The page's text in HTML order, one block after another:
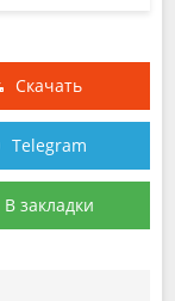
Скачать
Telegram
В закладки